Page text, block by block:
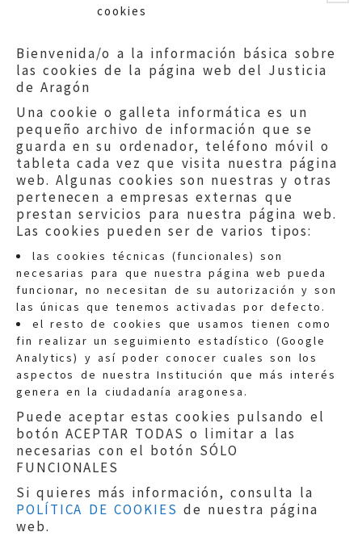
cookies
Bienvenida/o a la información básica sobre
las cookies de la página web del Justicia
de Aragón
Una cookie o galleta informática es un
pequeño archivo de información que se
guarda en su ordenador, teléfono móvil o
tableta cada vez que visita nuestra página
web. Algunas cookies son nuestras y otras
pertenecen a empresas externas que
prestan servicios para nuestra página web.
Las cookies pueden ser de varios tipos:
las cookies técnicas (funcionales) son
necesarias para que nuestra página web pueda
funcionar, no necesitan de su autorización y son
las únicas que tenemos activadas por defecto.
el resto de cookies que usamos tienen como
fin realizar un seguimiento estadístico (Google
Analytics) y así poder conocer cuales son los
aspectos de nuestra Institución que más interés
genera en la ciudadanía aragonesa.
Puede aceptar estas cookies pulsando el
botón ACEPTAR TODAS o limitar a las
necesarias con el botón SÓLO
FUNCIONALES
Si quieres más información, consulta la
POLÍTICA DE COOKIES de nuestra página
web.
Quejas:quejas@eljusticiadearagon.es
Información general:
informacion@eljusticiadearagon.es
Teléfonos:900 210 210/
Aviso legal|Política de privacidad|
Protección de Datos